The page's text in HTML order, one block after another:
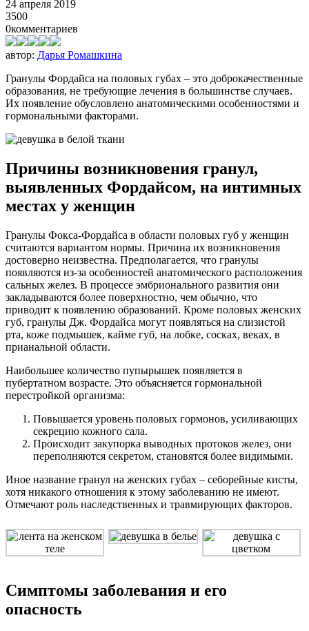
24 апреля 2019
3500
0комментариев
автор: Дарья Ромашкина
Гранулы Фордайса на половых губах – это доброкачественные
образования, не требующие лечения в большинстве случаев.
Их появление обусловлено анатомическими особенностями и
гормональными факторами.
Причины возникновения гранул,
выявленных Фордайсом, на интимных
местах у женщин
Гранулы Фокса-Фордайса в области половых губ у женщин
считаются вариантом нормы. Причина их возникновения
достоверно неизвестна. Предполагается, что гранулы
появляются из-за особенностей анатомического расположения
сальных желез. В процессе эмбрионального развития они
закладываются более поверхностно, чем обычно, что
приводит к появлению образований. Кроме половых женских
губ, гранулы Дж. Фордайса могут появляться на слизистой
рта, коже подмышек, кайме губ, на лобке, сосках, веках, в
прианальной области.
Наибольшее количество пупырышек появляется в
пубертатном возрасте. Это объясняется гормональной
перестройкой организма:
Повышается уровень половых гормонов, усиливающих
секрецию кожного сала.
Происходит закупорка выводных протоков желез, они
переполняются секретом, становятся более видимыми.
Иное название гранул на женских губах – себорейные кисты,
хотя никакого отношения к этому заболеванию не имеют.
Отмечают роль наследственных и травмирующих факторов.
Симптомы заболевания и его
опасность